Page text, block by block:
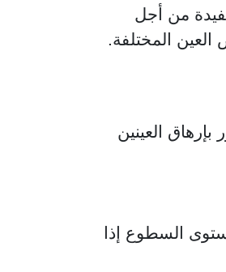
من أجل
العين المختلفة.
العينين
السطوع إذا